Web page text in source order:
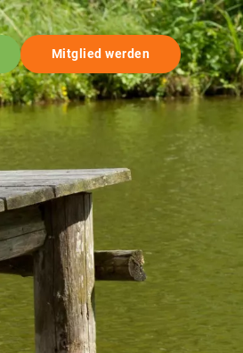
Mitglied werden